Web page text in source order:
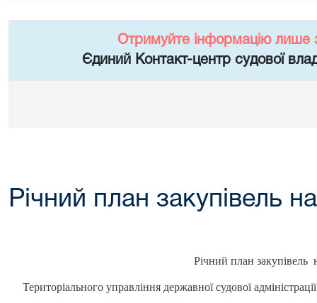
Отримуйте інформацію лише
Єдиний Контакт-центр судової
Річний план закупівель
Річний план закупівель
Територіального управління державної судової